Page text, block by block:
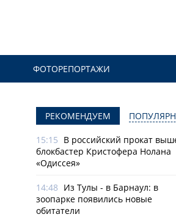
ФОТОРЕПОРТАЖИ
РЕКОМЕНДУЕМ
15:15 В российский прокат
блокбастер Кристофера Нолана
«Одиссея»
14:48 Из Тулы - в Барнаул: в
зоопарке появились новые
обитатели